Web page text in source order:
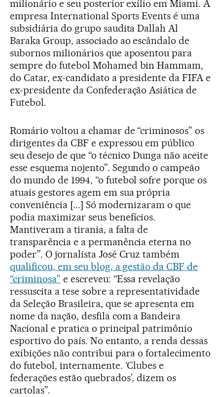
milionário e seu posterior exílio em Miami. A
empresa International Sports Events é uma
subsidiária do grupo saudita Dallah Al
Baraka Group, associado ao escândalo de
subornos milionários que aposentou para
sempre do futebol Mohamed bin Hammam,
do Catar, ex-candidato a presidente da FIFA e
ex-presidente da Confederação Asiática de
Futebol.
Romário voltou a chamar de “criminosos” os
dirigentes da CBF e expressou em público
seu desejo de que “o técnico Dunga não aceite
esse esquema nojento”. Segundo o campeão
do mundo de 1994, “o futebol sofre porque os
atuais gestores agem em sua própria
conveniência [...] Só modernizaram o que
podia maximizar seus benefícios.
Mantiveram a tirania, a falta de
transparência e a permanência eterna no
poder”. O jornalista José Cruz também
qualificou, em seu blog, a gestão da CBF de
“criminosa” e escreveu: “Essa revelação
ressuscita a tese sobre a representatividade
da Seleção Brasileira, que se apresenta em
nome da nação, desfila com a Bandeira
Nacional e pratica o principal patrimônio
esportivo do país. No entanto, a renda dessas
exibições não contribui para o fortalecimento
do futebol, internamente. ‘Clubes e
federações estão quebrados’, dizem os
cartolas”.